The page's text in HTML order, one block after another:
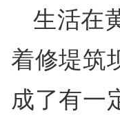
生活在
着修堤筑
成了有一